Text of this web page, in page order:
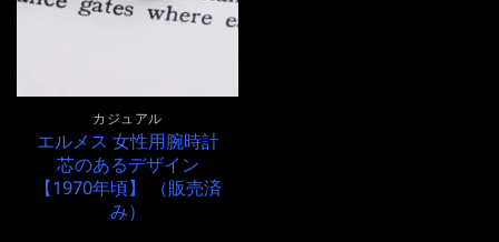
カジュアル
エルメス 女性用腕時計
芯のあるデザイン
【1970年頃】 （販売済
み）